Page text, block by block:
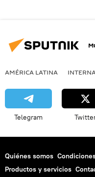
AMÉRICA LATINA
Telegram
Quiénes somos
Productos y servicios